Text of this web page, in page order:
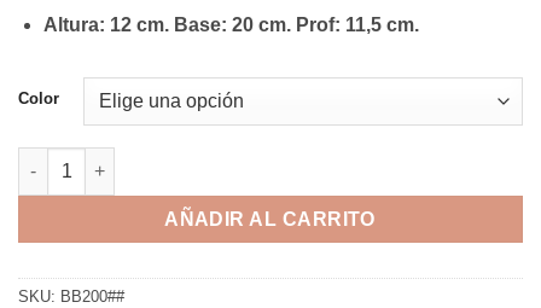
Altura: 12 cm. Base: 20 cm. Prof: 11,5 cm.
Color
Cartera Barbara Bags - BB200 cantidad
AÑADIR AL CARRITO
SKU: BB200##